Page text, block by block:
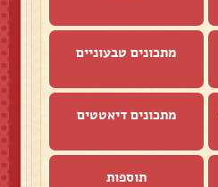
מתכונים טבעוניים
מתכונים דיאטטים
תוספות